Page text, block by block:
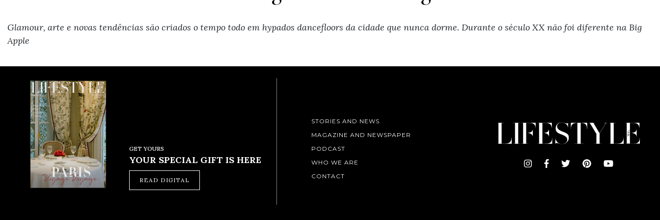
Glamour, arte e novas tendências são criados o tempo todo em hypados dancefloors da cidade que nunca dorme. Durante o século XX não foi diferente na Big
Apple
GET YOURS
YOUR SPECIAL GIFT IS HERE
READ DIGITAL
STORIES AND NEWS
MAGAZINE AND NEWSPAPER
PODCAST
WHO WE ARE
CONTACT